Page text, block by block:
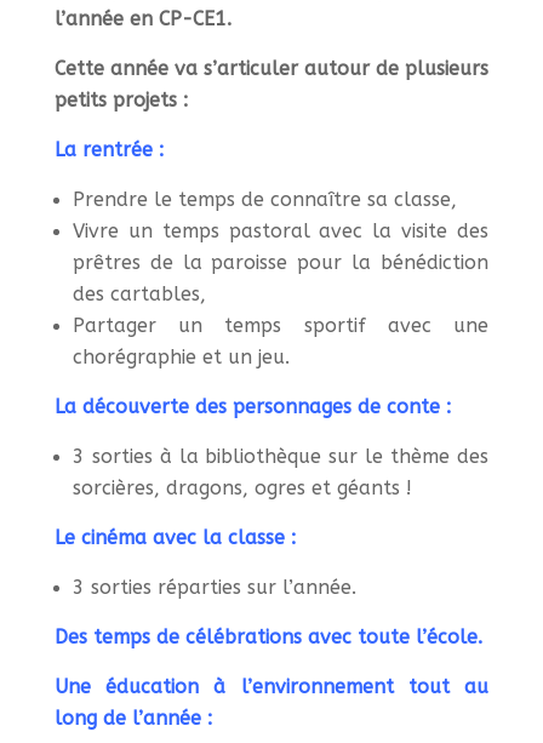
l’année en CP-CE1.
Cette année va s’articuler autour de plusieurs
petits projets :
La rentrée :
Prendre le temps de connaître sa classe,
Vivre un temps pastoral avec la visite des
prêtres de la paroisse pour la bénédiction
des cartables,
Partager un temps sportif avec une
chorégraphie et un jeu.
La découverte des personnages de conte :
3 sorties à la bibliothèque sur le thème des
sorcières, dragons, ogres et géants !
Le cinéma avec la classe :
3 sorties réparties sur l’année.
Des temps de célébrations avec toute l’école.
Une éducation à l’environnement tout au
long de l’année :